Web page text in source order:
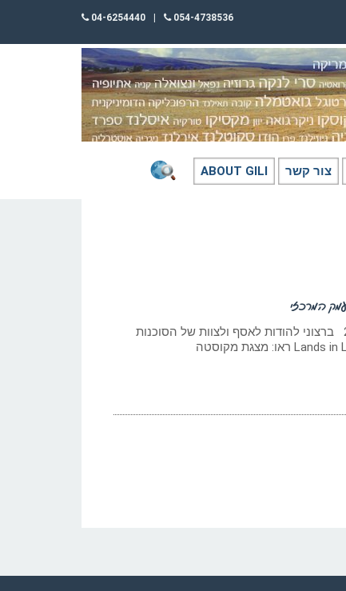
054-4738536
04-6254440
צור קשר ABOUT GILI
המרכזי
כתב וצילם: גילי חסקין 2015 ברצוני להודות לאסף ולצוות של הסוכנות